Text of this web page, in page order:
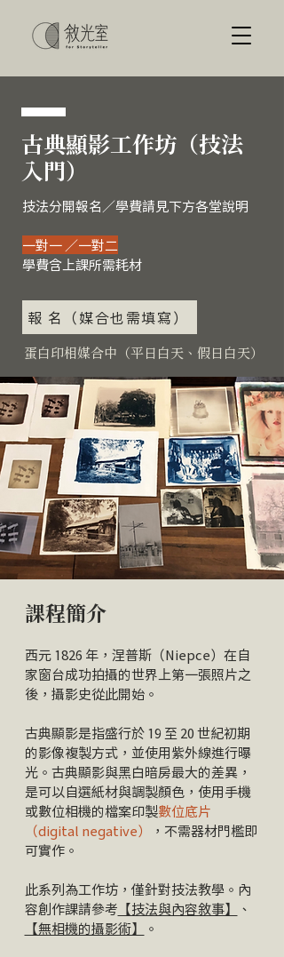
古典顯影工作坊（技法
入門）
技法分開報名／學費請見下方各堂說明
一對一 ／一對二
學費含上課所需耗材
報 名（媒合也需填寫）
蛋白印相媒合中（平日白天、假日白天）
課程簡介
西元 1826 年，涅普斯（Niepce）在自
家窗台成功拍攝的世界上第一張照片之
後，攝影史從此開始。
古典顯影是指盛行於 19 至 20 世紀初期
的影像複製方式，並使用紫外線進行曝
光。古典顯影與黑白暗房最大的差異，
是可以自選紙材與調製顏色，使用手機
或數位相機的檔案印製數位底片
（digital negative）
，不需器材門檻即
可實作。
此系列為工作坊，僅針對技法教學。內
容創作課請參考 【技法與內容敘事】
、
【無相機的攝影術】
。